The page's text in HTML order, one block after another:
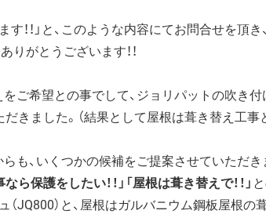
！！」と、このような内容にてお問合せを頂
がとうございます！！
ご希望との事でして、ジョリパットの吹き付
きました。（結果として屋根は葺き替え工事
も、いくつかの候補をご提案させていただき
保護をしたい！！」「屋根は葺き替えで！！」
JQ800）と、屋根はガルバニウム鋼板屋根の